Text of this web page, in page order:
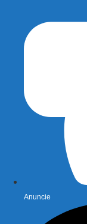
Anuncie